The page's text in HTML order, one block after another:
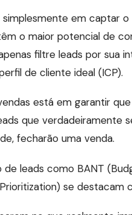
em captar
o maior potencial de
filtre leads por sua
de cliente ideal (ICP).
está em garantir
que verdadeiramente
fecharão uma venda.
de leads como BANT
se destacam